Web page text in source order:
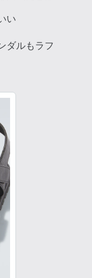
い
ダルもラフ